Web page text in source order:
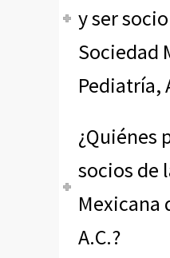
y ser
Sociedad
Pediatría,
¿Quiénes
socios de
Mexicana
A.C.?